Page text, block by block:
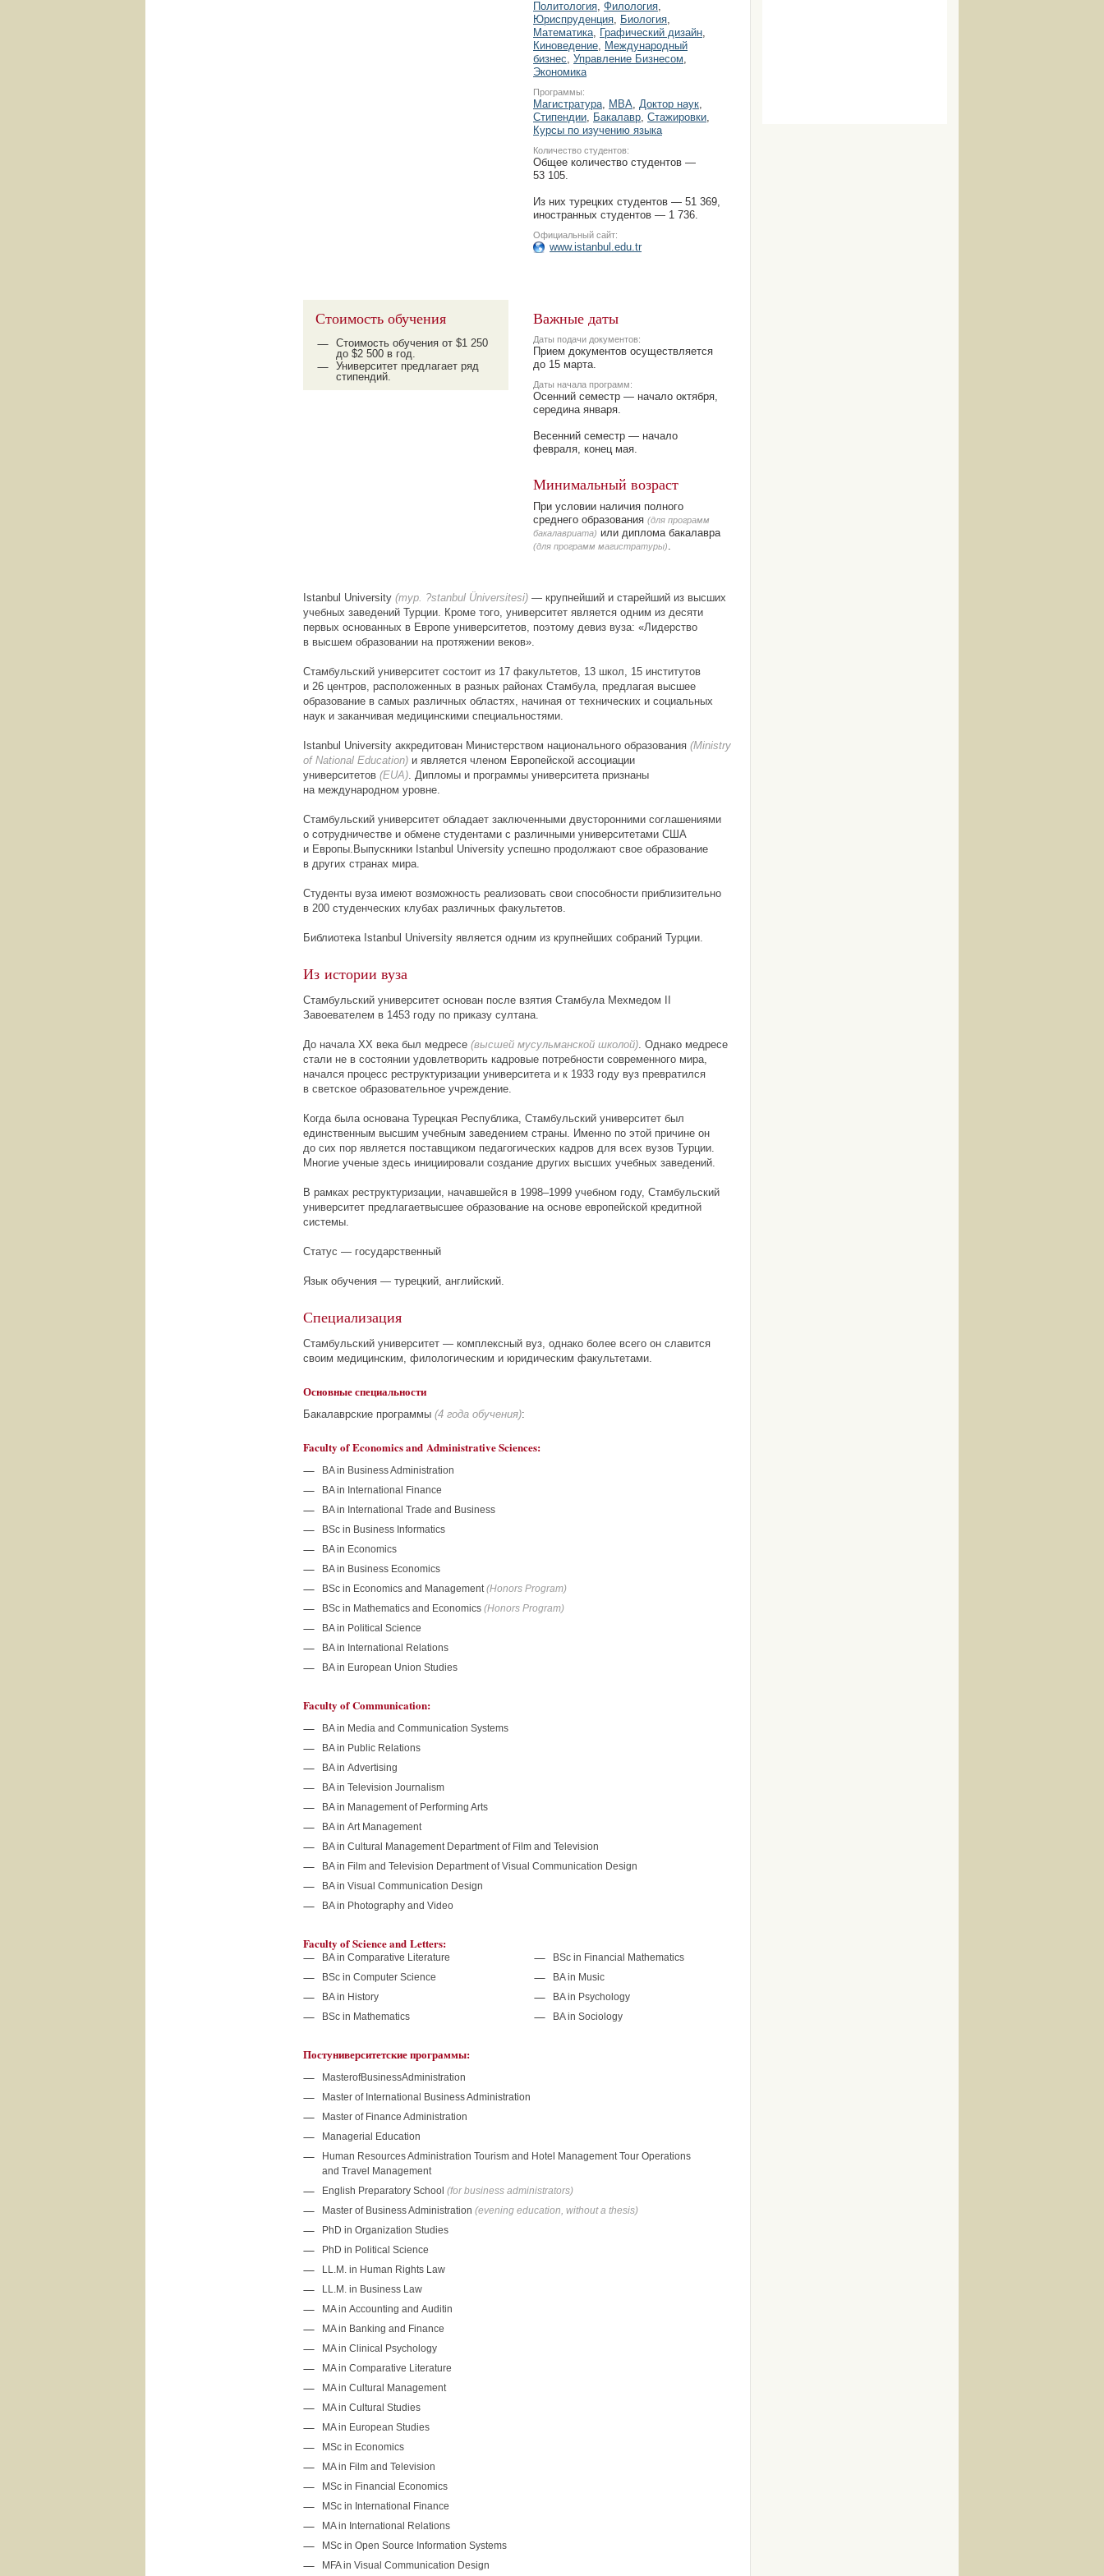
Политология, Филология,
Юриспруденция, Биология,
Математика, Графический дизайн,
Киноведение, Международный
бизнес, Управление Бизнесом,
Экономика
Программы:
Магистратура, MBA, Доктор наук,
Стипендии, Бакалавр, Стажировки,
Курсы по изучению языка
Количество студентов:
Общее количество студентов —
53 105.
Из них турецких студентов — 51 369,
иностранных студентов — 1 736.
Официальный сайт:
www.istanbul.edu.tr
Стоимость обучения
Стоимость обучения от $1 250
до $2 500 в год.
Университет предлагает ряд
стипендий.
Важные даты
Даты подачи документов:
Прием документов осуществляется
до 15 марта.
Даты начала программ:
Осенний семестр — начало октября,
середина января.
Весенний семестр — начало
февраля, конец мая.
Минимальный возраст
При условии наличия полного
среднего образования (для программ
бакалавриата) или диплома бакалавра
(для программ магистратуры).
Istanbul University (тур. ?stanbul Üniversitesi) — крупнейший и старейший из высших
учебных заведений Турции. Кроме того, университет является одним из десяти
первых основанных в Европе университетов, поэтому девиз вуза: «Лидерство
в высшем образовании на протяжении веков».
Стамбульский университет состоит из 17 факультетов, 13 школ, 15 институтов
и 26 центров, расположенных в разных районах Стамбула, предлагая высшее
образование в самых различных областях, начиная от технических и социальных
наук и заканчивая медицинскими специальностями.
Istanbul University аккредитован Министерством национального образования (Ministry
of National Education) и является членом Европейской ассоциации
университетов (EUA). Дипломы и программы университета признаны
на международном уровне.
Стамбульский университет обладает заключенными двусторонними соглашениями
о сотрудничестве и обмене студентами с различными университетами США
и Европы.Выпускники Istanbul University успешно продолжают свое образование
в других странах мира.
Студенты вуза имеют возможность реализовать свои способности приблизительно
в 200 студенческих клубах различных факультетов.
Библиотека Istanbul University является одним из крупнейших собраний Турции.
Из истории вуза
Стамбульский университет основан после взятия Стамбула Мехмедом
Завоевателем в 1453 году по приказу султана.
До начала XX века был медресе (высшей мусульманской школой). Однако медресе
стали не в состоянии удовлетворить кадровые потребности современного мира,
начался процесс реструктуризации университета и к 1933 году вуз превратился
в светское образовательное учреждение.
Когда была основана Турецкая Республика, Стамбульский университет был
единственным высшим учебным заведением страны. Именно по этой причине он
до сих пор является поставщиком педагогических кадров для всех вузов Турции.
Многие ученые здесь инициировали создание других высших учебных заведений.
В рамках реструктуризации, начавшейся в 1998–1999 учебном году, Стамбульский
университет предлагаетвысшее образование на основе европейской кредитной
системы.
Статус — государственный
Язык обучения — турецкий, английский.
Специализация
Стамбульский университет — комплексный вуз, однако более всего он славится
своим медицинским, филологическим и юридическим факультетами.
Основные специальности
Бакалаврские программы (4 года обучения):
Faculty of Economics and Administrative Sciences:
BA in Business Administration
BA in International Finance
BA in International Trade and Business
BSc in Business Informatics
BA in Economics
BA in Business Economics
BSc in Economics and Management(Honors Program)
BSc in Mathematics and Economics (Honors Program)
BA in Political Science
BA in International Relations
BA in European Union Studies
Faculty of Communication:
BA in Media and Communication Systems
BA in Public Relations
BA in Advertising
BA in Television Journalism
BA in Management of Performing Arts
BA in Art Management
BA in Cultural Management Department of Film and Television
BA in Film and Television Department of Visual Communication Design
BA in Visual Communication Design
BA in Photography and Videо
Faculty of Science and Letters:
BA in Comparative Literature
BSc in Computer Science
BA in History
BSc in Mathematics
BSc in Financial Mathematics
BA in Music
BA in Psychology
BA in Sociology
Постуниверситетские программы:
MasterofBusinessAdministration
Master of International Business Administration
Master of Finance Administration
Managerial Education
Human Resources Administration Tourism and Hotel Management Tour Operations
and Travel Management
English Preparatory School (for business administrators)
Master of Business Administration (evening education, without a thesis)
PhD in Organization Studies
PhD in Political Science
LL.M. in Human Rights Law
LL.M. in Business Law
MA in Accounting and Auditin
MA in Banking and Finance
MA in Clinical Psychology
MA in Comparative Literature
MA in Cultural Management
MA in Cultural Studies
MA in European Studies
MSc in Economics
MA in Film and Television
MSc in Financial Economics
MSc in International Finance
MA in International Relations
MSc in Open Source Information Systems
MFA in Visual Communication Design